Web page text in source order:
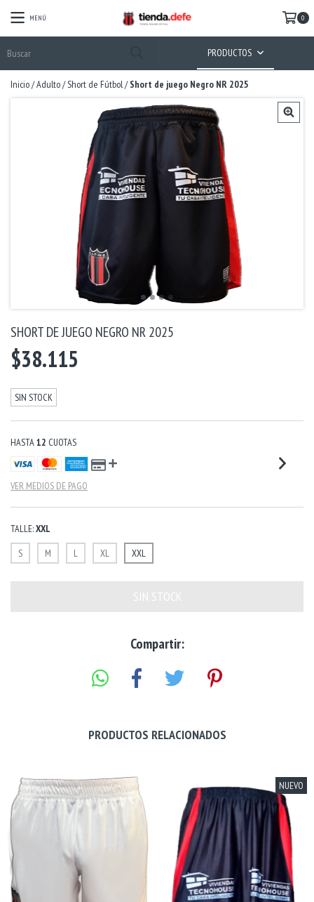
MENÚ 0
PRODUCTOS
Inicio/Adulto/Short de Fútbol/ Short de juego Negro NR 2025
SHORT DE JUEGO NEGRO NR 2025
$38.115
SIN STOCK
HASTA12 CUOTAS
VER MEDIOS DE PAGO
TALLE:XXL
S
M L XL XXL
Compartir:
PRODUCTOS RELACIONADOS
NUEVO